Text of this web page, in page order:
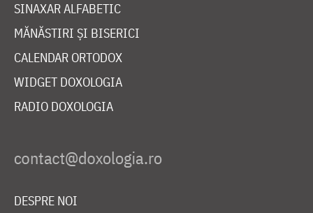
SINAXAR ALFABETIC
MĂNĂSTIRI ȘI BISERICI
CALENDAR ORTODOX
WIDGET DOXOLOGIA
RADIO DOXOLOGIA
DESPRE NOI